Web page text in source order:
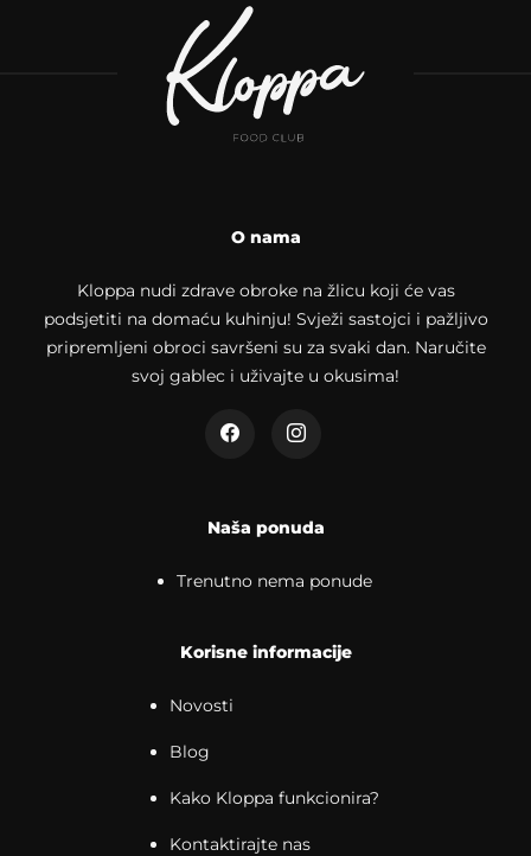
O nama
Kloppa nudi zdrave obroke na žlicu koji će vas
podsjetiti na domaću kuhinju! Svježi sastojci i pažljivo
pripremljeni obroci savršeni su za svaki dan. Naručite
svoj gablec i uživajte u okusima!
Naša ponuda
Trenutno nema ponude
Korisne informacije
Novosti
Blog
Kako Kloppa funkcionira?
Kontaktirajte nas